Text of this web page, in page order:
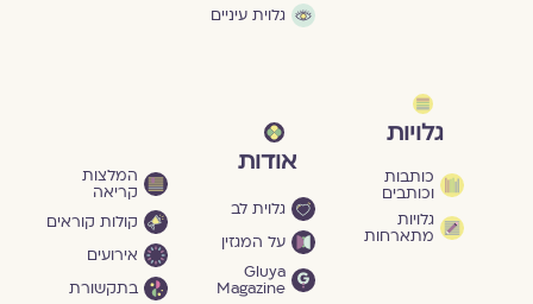
גלוית עיניים
גלויות
כותבות
וכותבים
גלויות
מתארחות
אודות
גלוית לב
על המגזין
Gluya
Magazine
המלצות
קריאה
קולות קוראים
אירועים
בתקשורת